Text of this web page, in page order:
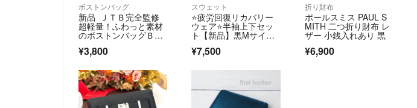
ボストンバッグ
新品 ＪＴＢ完全監修
超軽量！ふわっと素材
のボストンバッグＢＯ
ＯＫ
¥3,800
スウェット
⭐️疲労回復リカバリー
ウェア⭐️半袖上下セッ
ト【新品】黒Mサイズ
＊リカバリープロラボ
¥7,500
折り財布
ポールスミス PAUL S
MITH 二つ折り財布 レ
ザー 小銭入れあり 黒
¥6,900